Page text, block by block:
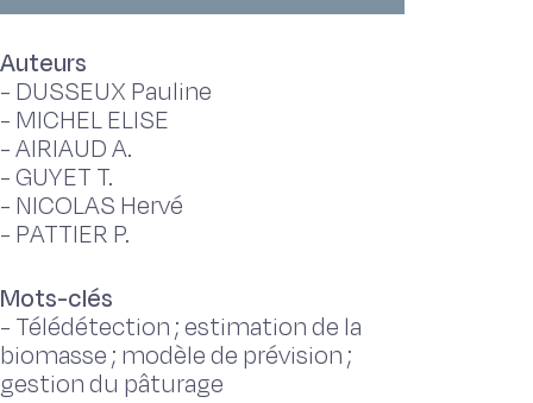
Auteurs
- DUSSEUX Pauline
- MICHEL ELISE
-AIRIAUD A.
-GUYET T.
- NICOLAS Hervé
- PATTIER P.
Mots-clés
- Télédétection ; estimation de la
biomasse ; modèle de prévision ;
gestion du pâturage